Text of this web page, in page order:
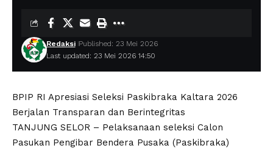
Last updated: 23 Mei 2026 14:50
Redaksi Published: 23 Mei 2026
BPIP RI Apresiasi Seleksi Paskibraka Kaltara 2026
Berjalan Transparan dan Berintegritas
TANJUNG SELOR – Pelaksanaan seleksi Calon
Pasukan Pengibar Bendera Pusaka (Paskibraka)